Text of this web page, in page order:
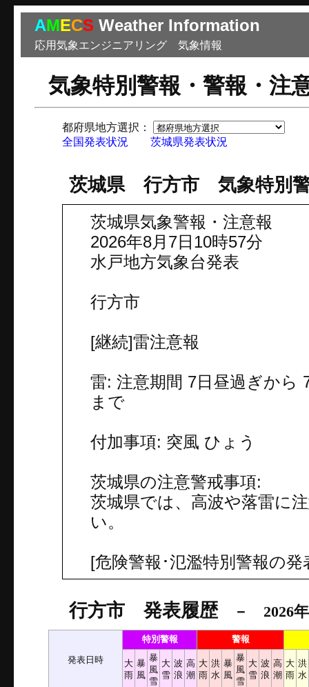
AMECS Weather Information
応用気象エンジニアリング 気象情報
気象特別警報・警報・注
都府県地方選択：
全国発表状況
茨城県発表状況
茨城県 行方市 気象特別警
茨城県気象警報・注意報
2026年8月7日10時57分
水戸地方気象台発表
行方市
[継続]雷注意報
雷: 注意期間 7日昼過ぎから
まで
付加事項: 突風 ひょう
茨城県の注意警戒事項:
茨城県では、高波や落雷に
い。
[危険警報･氾濫特別警報の
行方市 発表履歴－ 2026年8
発表日時
特別警報 警報
大
雨
暴
風
暴
風
雪
大
雪
波
浪
高
潮
大
雨
洪
水
暴
風
暴
風
雪
大
雪
波
浪
高
潮
大
雨
洪
水